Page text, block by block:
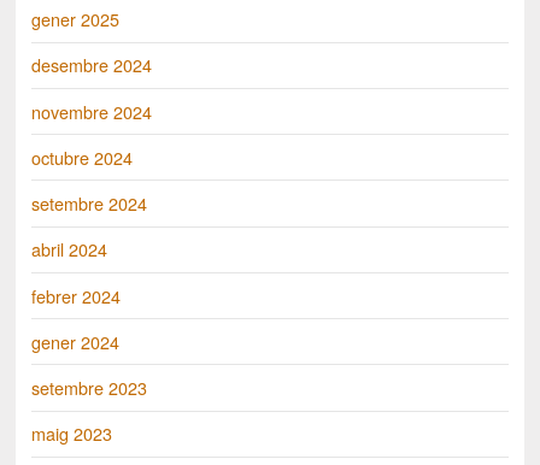
gener 2025
desembre 2024
novembre 2024
octubre 2024
setembre 2024
abril 2024
febrer 2024
gener 2024
setembre 2023
maig 2023